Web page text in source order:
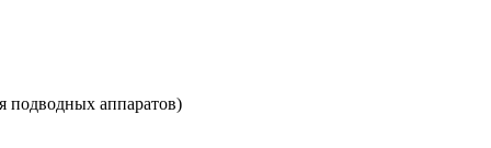
подводных аппаратов)